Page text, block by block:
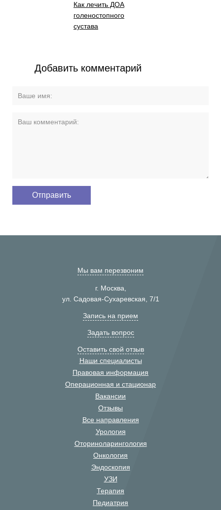
Как лечить ДОА
голеностопного
сустава
Добавить комментарий
Мы вам перезвоним
г. Москва,
ул. Садовая-Сухаревская, 7/1
Запись на прием
Задать вопрос
Оставить свой отзыв
Наши специалисты
Правовая информация
Операционная и стационар
Вакансии
Отзывы
Все направления
Урология
Оториноларингология
Онкология
Эндоскопия
УЗИ
Терапия
Педиатрия